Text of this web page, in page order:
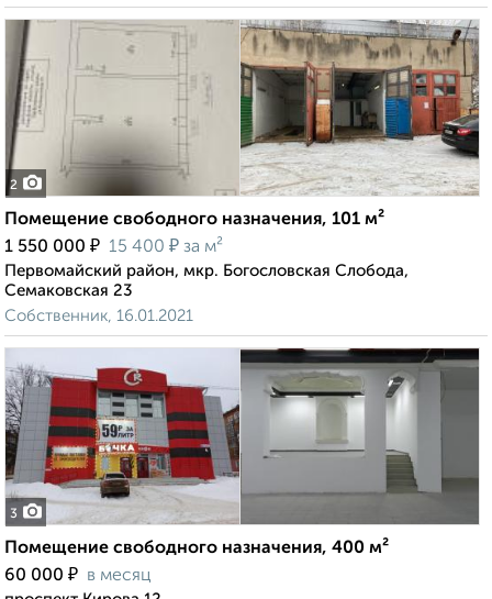
2
Помещение свободного назначения, 101 м²
1 550 000 ₽ 15 400 ₽ за м²
Первомайский район, мкр. Богословская Слобода,
Семаковская 23
Собственник, 16.01.2021
3
Помещение свободного назначения, 400 м²
60 000 ₽ в месяц